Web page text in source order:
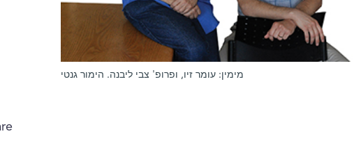
מימין: עומר זיו, ופרופ' צבי ליבנה. הימור גנטי